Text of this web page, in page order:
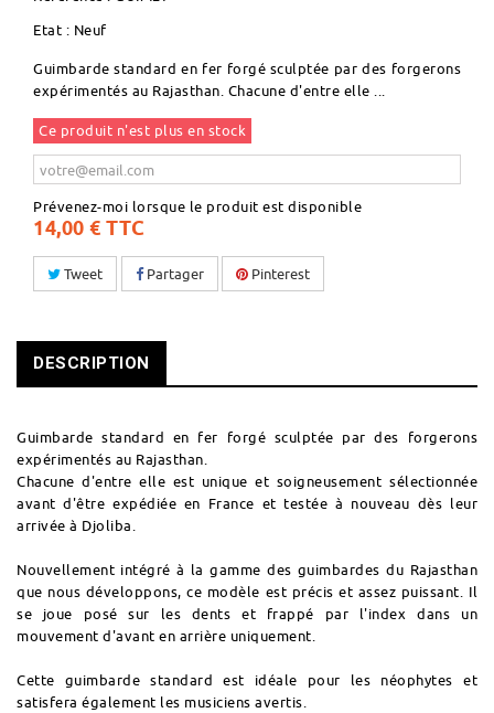
Etat : Neuf
Guimbarde standard en fer forgé sculptée par des forgerons
expérimentés au Rajasthan. Chacune d'entre elle ...
Ce produit n'est plus en stock
Prévenez-moi lorsque le produit est disponible
14,00 € TTC
Tweet Partager Pinterest
DESCRIPTION
Guimbarde standard en fer forgé sculptée par des forgerons
expérimentés au Rajasthan.
Chacune d'entre elle est unique et soigneusement sélectionnée
avant d'être expédiée en France et testée à nouveau dès leur
arrivée à Djoliba.
Nouvellement intégré à la gamme des guimbardes du Rajasthan
que nous développons, ce modèle est précis et assez puissant. Il
se joue posé sur les dents et frappé par l'index dans un
mouvement d'avant en arrière uniquement.
Cette guimbarde standard est idéale pour les néophytes et
satisfera également les musiciens avertis.